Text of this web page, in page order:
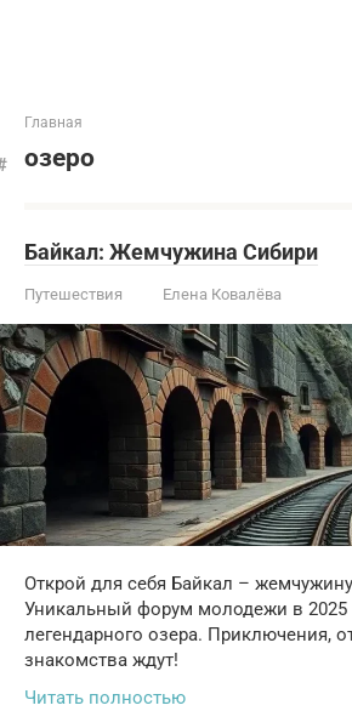
Главная
озеро
Байкал: Жемчужина Сибири
Путешествия Елена Ковалёва
Открой для себя Байкал –
Уникальный форум молодежи в 2025
легендарного озера. Приключения,
знакомства ждут!
Читать полностью